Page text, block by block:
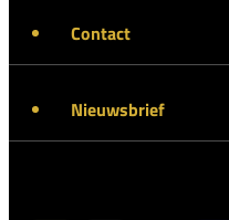
Contact
Nieuwsbrief